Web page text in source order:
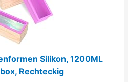
Silikon, 1200ML
Rechteckig